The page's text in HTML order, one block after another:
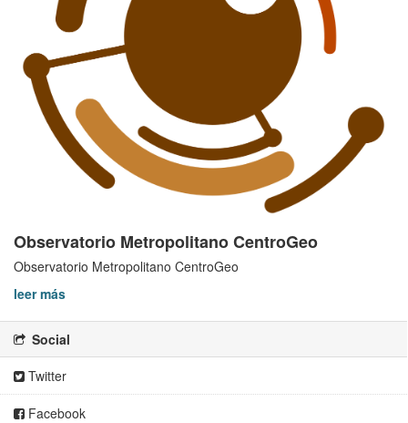
Observatorio Metropolitano CentroGeo
Observatorio Metropolitano CentroGeo
leer más
Social
Twitter
Facebook